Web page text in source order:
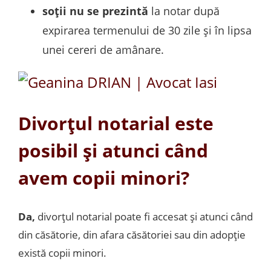
soții nu se prezintă la notar după
expirarea termenului de 30 zile și în lipsa
unei cereri de amânare.
Divorțul notarial este
posibil și atunci când
avem copii minori?
Da, divorțul notarial poate fi accesat și atunci când
din căsătorie, din afara căsătoriei sau din adopție
există copii minori.